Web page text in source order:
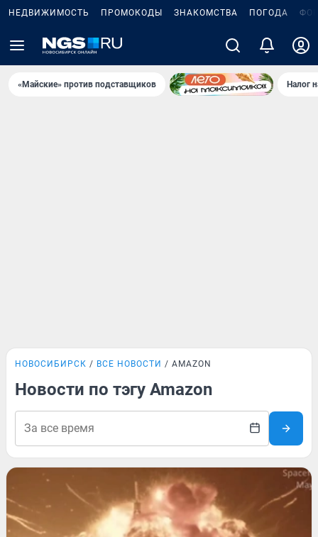
НЕДВИЖИМОСТЬ ПРОМОКОДЫ ЗНАКОМСТВА ПОГОДА
«Майские» против подставщиков Налог
НОВОСИБИРСК ВСЕ НОВОСТИ AMAZON
Новости по тэгу Amazon